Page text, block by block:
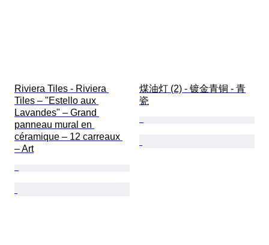
Riviera Tiles - Riviera
Tiles – "Estello aux
Lavandes" – Grand
panneau mural en
céramique – 12 carreaux
– Art
煤油灯 (2) - 镀金青铜 - 青
瓷